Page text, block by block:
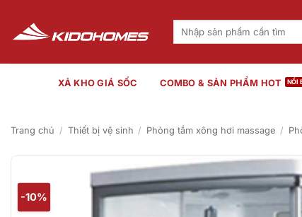
nội
dung
Tìm
XẢ KHO GIÁ SỐC COMBO & SẢN PHẨM HOT
Trang chủ / Thiết bị vệ sinh / Phòng tắm xông hơi massage /
-10%